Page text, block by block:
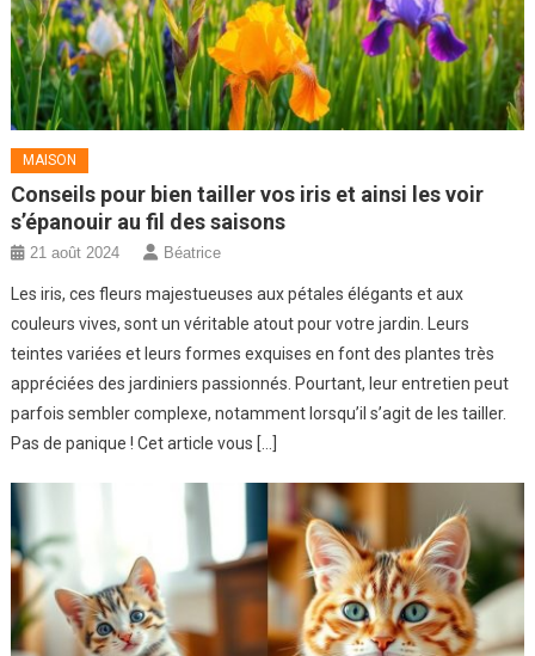
MAISON
Conseils pour bien tailler vos iris et ainsi les voir
s’épanouir au fil des saisons
21 août 2024 Béatrice
Les iris, ces fleurs majestueuses aux pétales élégants et aux
couleurs vives, sont un véritable atout pour votre jardin. Leurs
teintes variées et leurs formes exquises en font des plantes très
appréciées des jardiniers passionnés. Pourtant, leur entretien peut
parfois sembler complexe, notamment lorsqu’il s’agit de les tailler.
Pas de panique ! Cet article vous […]